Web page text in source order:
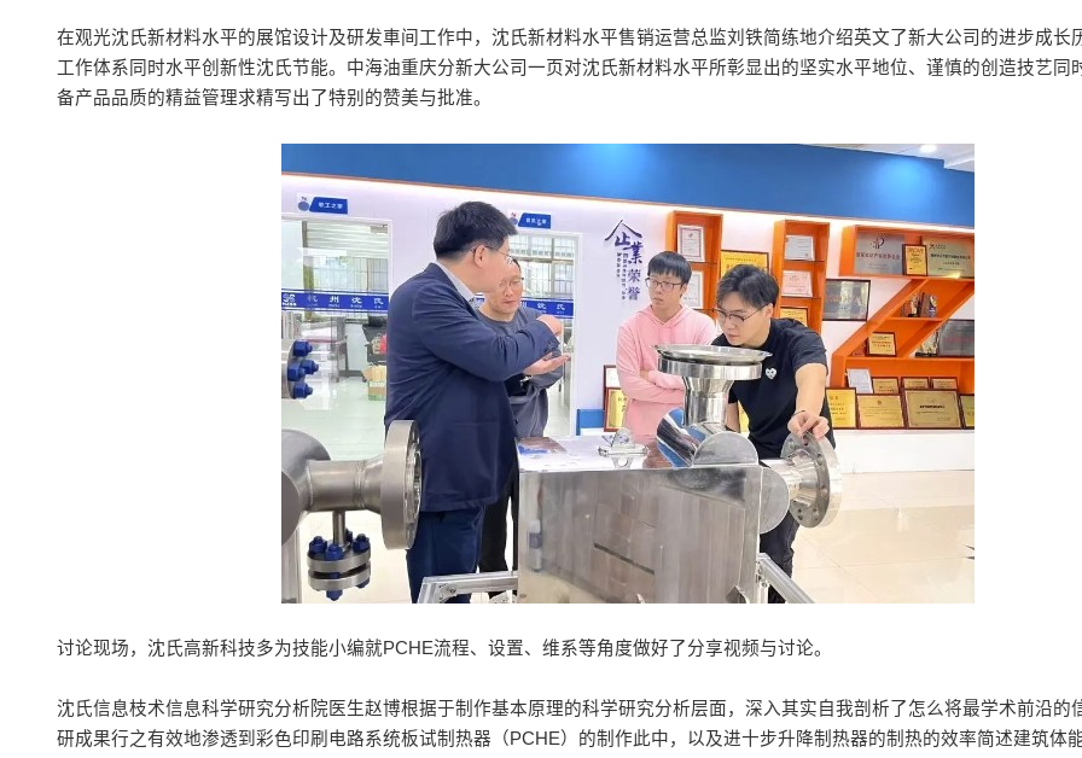
在观光沈氏新材料水平的展馆设计及研发車间工作中，沈氏新材料水平售销运营总监刘铁简练地介绍英文了新大公司的进步成长
工作体系同时水平创新性沈氏节能。中海油重庆分新大公司一页对沈氏新材料水平所彰显出的坚实水平地位、谨慎的创造技艺同
备产品品质的精益管理求精写出了特别的赞美与批准。
讨论现场，沈氏高新科技多为技能小编就PCHE流程、设置、维系等角度做好了分享视频与讨论。
沈氏信息枝术信息科学研究分析院医生赵博根据于制作基本原理的科学研究分析层面，深入其实自我剖析了怎么将最学术前沿的
研成果行之有效地渗透到彩色印刷电路系统板试制热器（PCHE）的制作此中，以及进十步升降制热器的制热的效率简述建筑体